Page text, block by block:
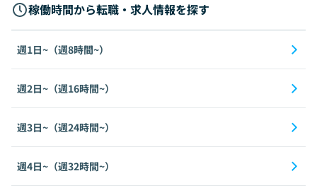
稼働時間から転職・求人情報を探す
週1日~（週8時間~）
週2日~（週16時間~）
週3日~（週24時間~）
週4日~（週32時間~）